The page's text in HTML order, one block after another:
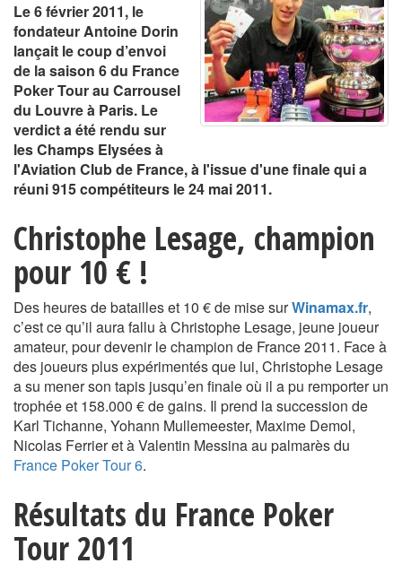
Le 6 février 2011, le
fondateur Antoine Dorin
lançait le coup d’envoi
de la saison 6 du France
Poker Tour au Carrousel
du Louvre à Paris. Le
verdict a été rendu sur
les Champs Elysées à
l'Aviation Club de France, à l'issue d'une finale qui a
réuni 915 compétiteurs le 24 mai 2011.
Christophe Lesage, champion
pour 10 € !
Des heures de batailles et 10 € de mise surWinamax.fr,
c’est ce qu’il aura fallu à Christophe Lesage, jeune joueur
amateur, pour devenir le champion de France 2011. Face à
des joueurs plus expérimentés que lui, Christophe Lesage
a su mener son tapis jusqu’en finale où il a pu remporter un
trophée et 158.000 € de gains. Il prend la succession de
Karl Tichanne, Yohann Mullemeester, Maxime Demol,
Nicolas Ferrier et à Valentin Messina au palmarès du
France Poker Tour 6.
Résultats du France Poker
Tour 2011